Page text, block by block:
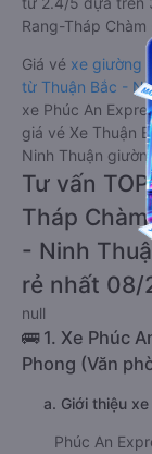
Rang-Tháp
Giá vé xe giường
từ Thuận Bắc -
xe Phúc An
giá vé Xe Thuận
Ninh Thuận
Tư vấn
Tháp
- Ninh
rẻ nhất 08/
null
🚌 1. Xe Phúc
Phong (Văn
a. Giới thiệu
Phúc An